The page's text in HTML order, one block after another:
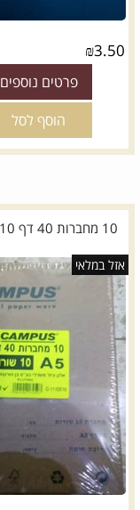
₪3.50
פרטים נוספים
הוסף לסל
10 מחברות 40 דף 10 שורות.
אזל במלאי